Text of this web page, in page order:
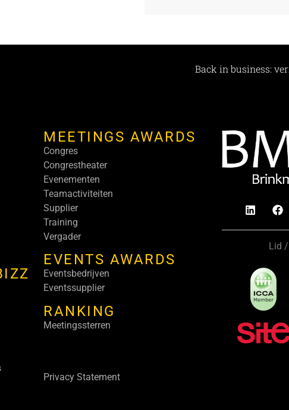
Back in business:
MEETINGS AWARDS
Congres
Congrestheater
Evenementen
Teamactiviteiten
Supplier
Training
Vergader
EVENTS AWARDS
Eventsbedrijven
Eventssupplier
RANKING
Meetingssterren
Privacy Statement
Lid